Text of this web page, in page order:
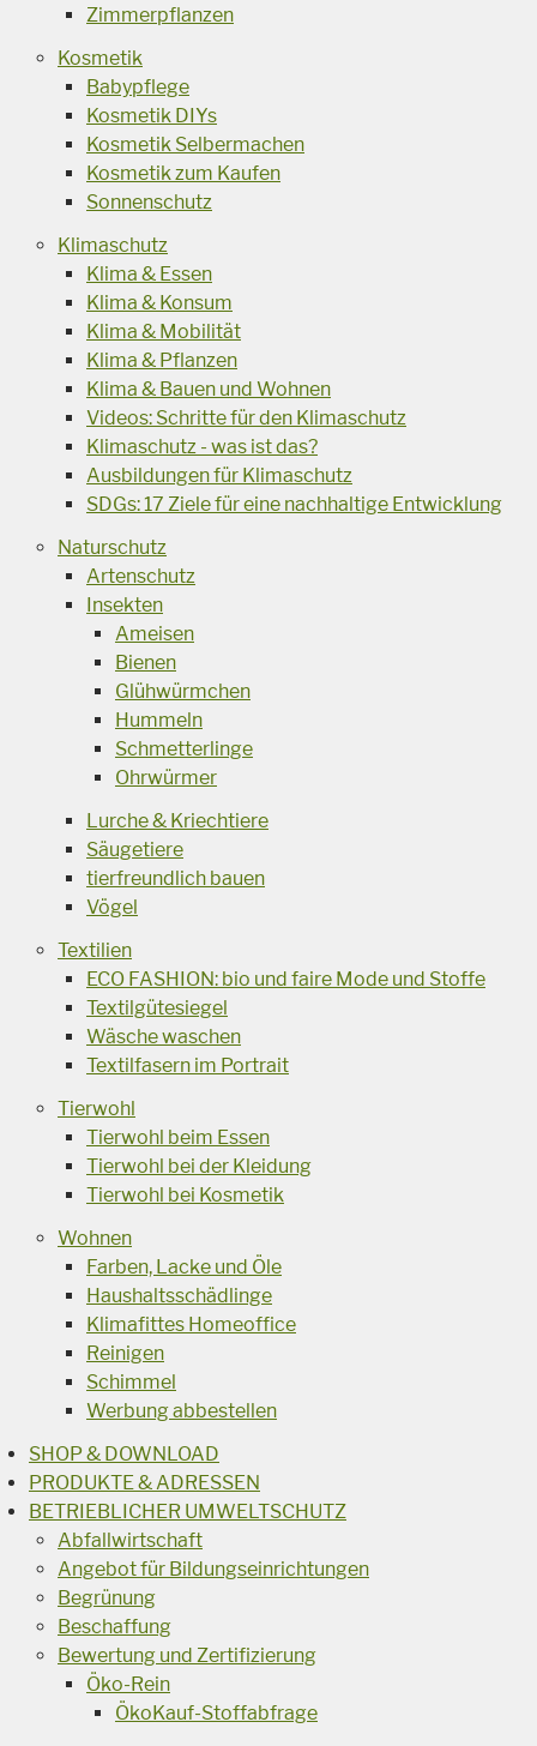
Zimmerpflanzen
Kosmetik
Babypflege
Kosmetik DIYs
Kosmetik Selbermachen
Kosmetik zum Kaufen
Sonnenschutz
Klimaschutz
Klima & Essen
Klima & Konsum
Klima & Mobilität
Klima & Pflanzen
Klima & Bauen und Wohnen
Videos: Schritte für den Klimaschutz
Klimaschutz - was ist das?
Ausbildungen für Klimaschutz
SDGs: 17 Ziele für eine nachhaltige Entwicklung
Naturschutz
Artenschutz
Insekten
Ameisen
Bienen
Glühwürmchen
Hummeln
Schmetterlinge
Ohrwürmer
Lurche & Kriechtiere
Säugetiere
tierfreundlich bauen
Vögel
Textilien
ECO FASHION: bio und faire Mode und Stoffe
Textilgütesiegel
Wäsche waschen
Textilfasern im Portrait
Tierwohl
Tierwohl beim Essen
Tierwohl bei der Kleidung
Tierwohl bei Kosmetik
Wohnen
Farben, Lacke und Öle
Haushaltsschädlinge
Klimafittes Homeoffice
Reinigen
Schimmel
Werbung abbestellen
SHOP & DOWNLOAD
PRODUKTE & ADRESSEN
BETRIEBLICHER UMWELTSCHUTZ
Abfallwirtschaft
Angebot für Bildungseinrichtungen
Begrünung
Beschaffung
Bewertung und Zertifizierung
Öko-Rein
ÖkoKauf-Stoffabfrage